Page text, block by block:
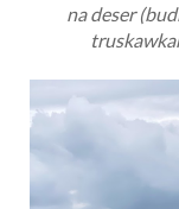
na deser